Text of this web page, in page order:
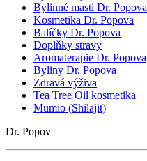
Bylinné masti Dr. Popova
Kosmetika Dr. Popova
Balíčky Dr. Popova
Doplňky stravy
Aromaterapie Dr. Popova
Byliny Dr. Popova
Zdravá výživa
Tea Tree Oil kosmetika
Mumio (Shilajit)
Dr. Popov